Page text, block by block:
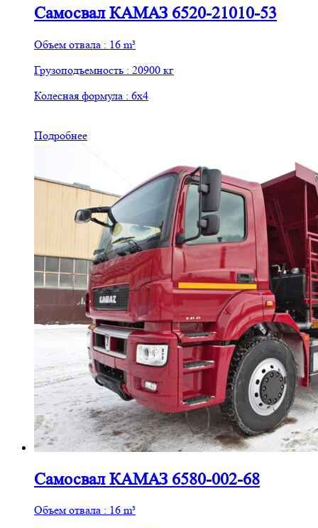
Самосвал КАМАЗ 6520-21010-53
Объем отвала : 16 m³
Грузоподъемность : 20900 кг
Колесная формула : 6х4
Подробнее
Самосвал КАМАЗ 6580-002-68
Объем отвала : 16 m³